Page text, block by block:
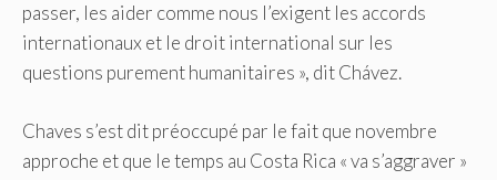
passer, les aider comme nous l’exigent les accords
internationaux et le droit international sur les
questions purement humanitaires », dit Chávez.
Chaves s’est dit préoccupé par le fait que novembre
approche et que le temps au Costa Rica « va s’aggraver »